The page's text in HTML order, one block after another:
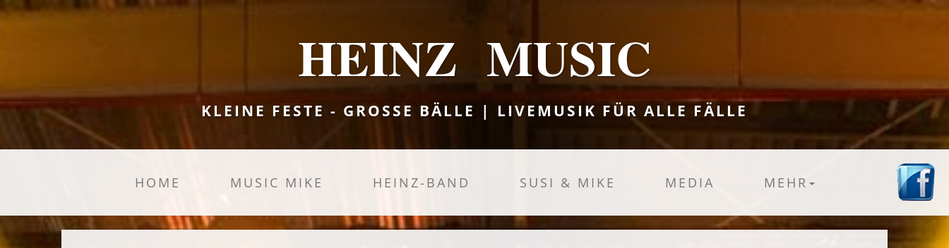
HEINZ MUSIC
KLEINE FESTE - GROSSE BÄLLE | LIVEMUSIK FÜR ALLE FÄLLE
HOME MUSIC MIKE HEINZ-BAND SUSI & MIKE MEDIA MEHR